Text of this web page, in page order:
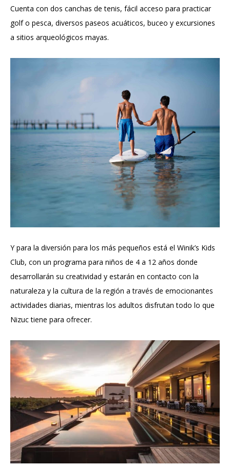
Cuenta con dos canchas de tenis, fácil acceso para practicar
golf o pesca, diversos paseos acuáticos, buceo y excursiones
a sitios arqueológicos mayas.
Y para la diversión para los más pequeños está el Winik’s Kids
Club, con un programa para niños de 4 a 12 años donde
desarrollarán su creatividad y estarán en contacto con la
naturaleza y la cultura de la región a través de emocionantes
actividades diarias, mientras los adultos disfrutan todo lo que
Nizuc tiene para ofrecer.